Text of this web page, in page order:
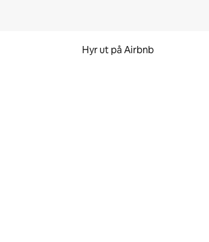
Hyr ut på Airbnb